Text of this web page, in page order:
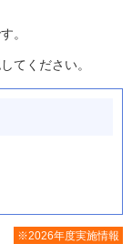
。
てください。
※2026年度実施情報